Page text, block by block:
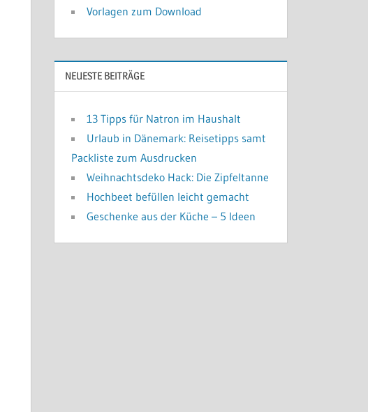
Vorlagen zum Download
NEUESTE BEITRÄGE
13 Tipps für Natron im Haushalt
Urlaub in Dänemark: Reisetipps samt
Packliste zum Ausdrucken
Weihnachtsdeko Hack: Die Zipfeltanne
Hochbeet befüllen leicht gemacht
Geschenke aus der Küche – 5 Ideen